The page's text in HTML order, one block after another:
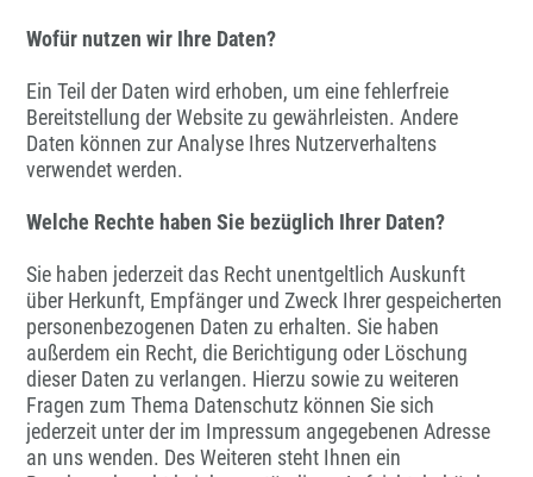
Wofür nutzen wir Ihre Daten?
Ein Teil der Daten wird erhoben, um eine fehlerfreie
Bereitstellung der Website zu gewährleisten. Andere
Daten können zur Analyse Ihres Nutzerverhaltens
verwendet werden.
Welche Rechte haben Sie bezüglich Ihrer Daten?
Sie haben jederzeit das Recht unentgeltlich Auskunft
über Herkunft, Empfänger und Zweck Ihrer gespeicherten
personenbezogenen Daten zu erhalten. Sie haben
außerdem ein Recht, die Berichtigung oder Löschung
dieser Daten zu verlangen. Hierzu sowie zu weiteren
Fragen zum Thema Datenschutz können Sie sich
jederzeit unter der im Impressum angegebenen Adresse
an uns wenden. Des Weiteren steht Ihnen ein